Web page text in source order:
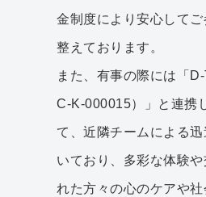
金制度により安心して
整えております。
また、有事の際には「
C-K-000015）」と連携
て、近隣チームによる
いており、多彩な体験
れた方々の心のケアや